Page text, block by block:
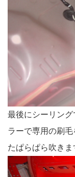
最後にシーリン
ラーで専用の刷
たぱらぱら吹きま